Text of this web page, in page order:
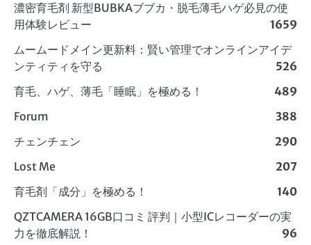
濃密育毛剤 新型BUBKAブブカ・脱毛薄毛ハゲ必見の使
用体験レビュー
1659
ムームードメイン更新料：賢い管理でオンラインアイデ
ンティティを守る
526
育毛、ハゲ、薄毛「睡眠」を極める！
489
Forum
388
チェンチェン
290
Lost Me
207
育毛剤「成分」を極める！
140
QZTCAMERA 16GB口コミ 評判｜小型ICレコーダーの実
力を徹底解説！
96